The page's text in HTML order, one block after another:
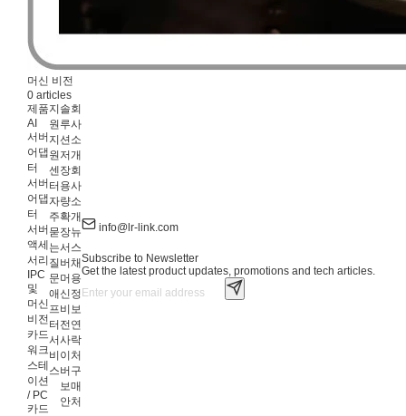
머신 비전
0 articles
제품
AI
서버
어댑
터
서버
어댑
터
서버
액세
서리
IPC
및
머신
비전
카드
워크
스테
이션
/ PC
카드
지
원
지
원
센
터
자
주
묻
는
질
문
애
프
터
서
비
스
솔
루
션
저
장
용
량
확
장
서
버
머
신
비
전
사
이
버
보
안
회
사
소
개
회
사
소
개
뉴
스
채
용
정
보
연
락
처
구
매
처
info@lr-link.com
Subscribe to Newsletter
Get the latest product updates, promotions and tech articles.